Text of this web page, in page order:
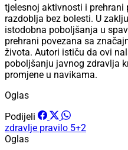
tjelesnoj aktivnosti i prehrani
razdoblja bez bolesti. U
istodobna poboljšanja u
prehrani povezana sa
života. Autori ističu da ovi
poboljšanju javnog zdravlja
promjene u navikama.
Oglas
Podijeli
zdravlje pravilo 5+2
Oglas